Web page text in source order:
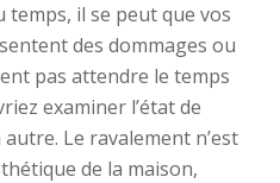
il se peut que vos
des dommages ou
pas attendre le temps
examiner l’état de
Le ravalement n’est
de la maison,